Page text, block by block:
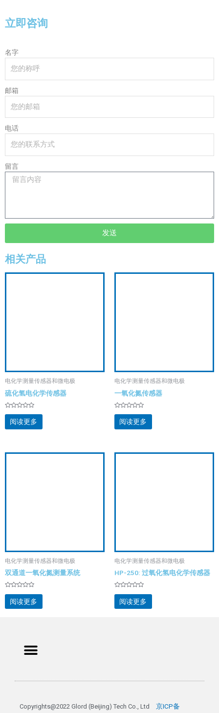
立即咨询
名字
邮箱
电话
留言
发送
相关产品
电化学测量传感器和微电极
硫化氢电化学传感器
评
分
&sol;
阅读更多
电化学测量传感器和微电极
一氧化氮传感器
评
分
&sol;
阅读更多
电化学测量传感器和微电极
双通道一氧化氮测量系统
评
分
&sol;
阅读更多
电化学测量传感器和微电极
HP-250: 过氧化氢电化学传感器
评
分
&sol;
阅读更多
Menu
Copyrights@2022 Glord (Beijing) Tech Co., Ltd 京ICP备